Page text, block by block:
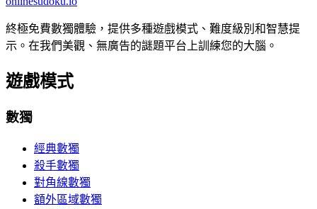
終極免費數獨體驗，提供多種遊戲模式、難度級別和智慧提
示。在我們美觀、無廣告的謎題平台上訓練您的大腦。
遊戲模式
數獨
經典數獨
殺手數獨
對角線數獨
額外區域數獨